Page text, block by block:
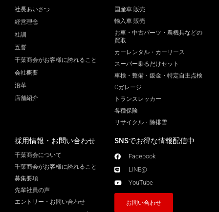
社長あいさつ
経営理念
社訓
五誓
千葉商会がお客様に誇れること
会社概要
沿革
店舗紹介
国産車 販売
輸入車 販売
お車・中古パーツ・農機具などの
買取
カーレンタル・カーリース
スーパー乗るだけセット
車検・整備・鈑金・特定自主点検
Cガレージ
トランスレッカー
各種保険
リサイクル・除排雪
採用情報・お問い合わせ
千葉商会について
千葉商会がお客様に誇れること​
募集要項
先輩社員の声
エントリー・お問い合わせ
SNSでお得な情報配信中
Facebook
LINE@
YouTube
お問い合わせ